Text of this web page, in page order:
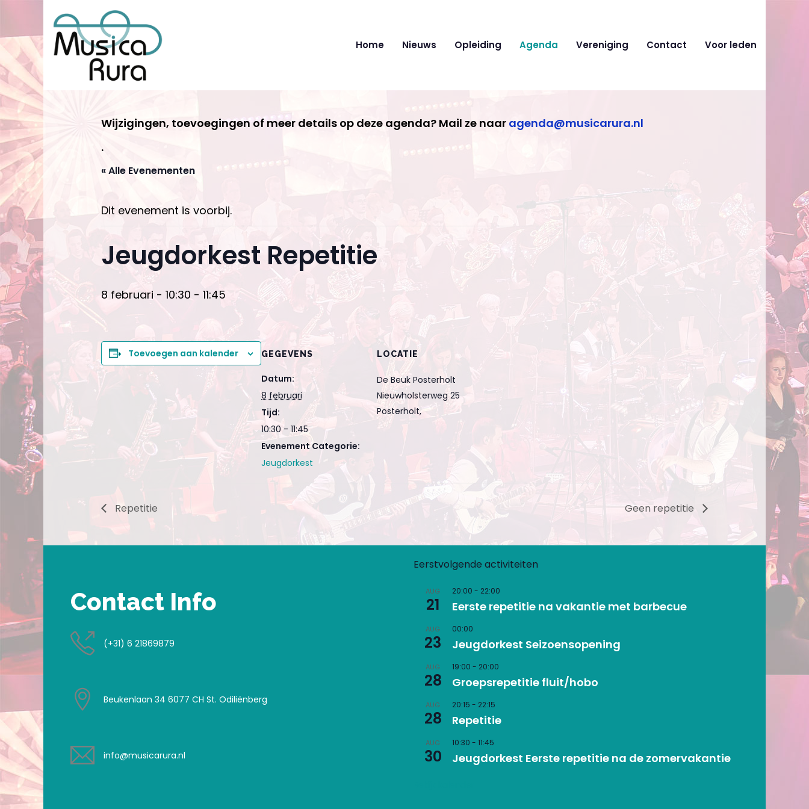
Home Nieuws Opleiding Agenda Vereniging Contact Voor leden
Wijzigingen, toevoegingen of meer details op deze agenda? Mail ze naar agenda@musicarura.nl
.
« Alle Evenementen
Dit evenement is voorbij.
Jeugdorkest Repetitie
8 februari - 10:30 - 11:45
Toevoegen aan kalender GEGEVENS
Datum:
8 februari
Tijd:
10:30 - 11:45
Evenement Categorie:
Jeugdorkest
LOCATIE
De Beuk Posterholt
Nieuwholsterweg 25
Posterholt,
Repetitie Geen repetitie
Contact Info
(+31) 6 21869879
Beukenlaan 34 6077 CH St. Odiliënberg
info@musicarura.nl
Eerstvolgende activiteiten
AUG
21
20:00 - 22:00
Eerste repetitie na vakantie met barbecue
AUG
23
00:00
Jeugdorkest Seizoensopening
AUG
28
19:00 - 20:00
Groepsrepetitie fluit/hobo
AUG
28
20:15 - 22:15
Repetitie
AUG
30
10:30 - 11:45
Jeugdorkest Eerste repetitie na de zomervakantie